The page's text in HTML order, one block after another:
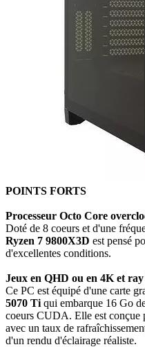
POINTS FORTS
Processeur Octo Core
Doté de 8 coeurs et d'une
Ryzen 7 9800X3D est pensé
d'excellentes conditions.
Jeux en QHD ou en 4K et
Ce PC est équipé d'une carte
5070 Ti qui embarque 16 Go
coeurs CUDA. Elle est conçue
avec un taux de
d'un rendu d'éclairage réaliste.